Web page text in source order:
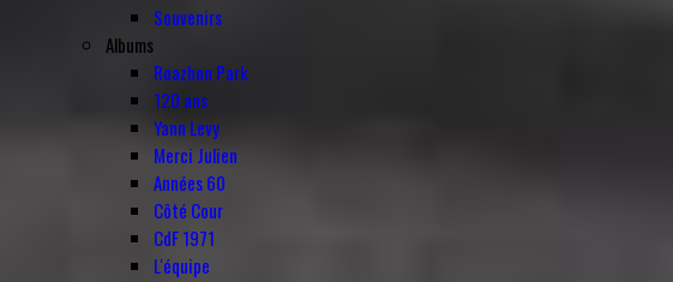
Souvenirs
Albums
Roazhon Park
120 ans
Yann Levy
Merci Julien
Années 60
Côté Cour
CdF 1971
L'équipe